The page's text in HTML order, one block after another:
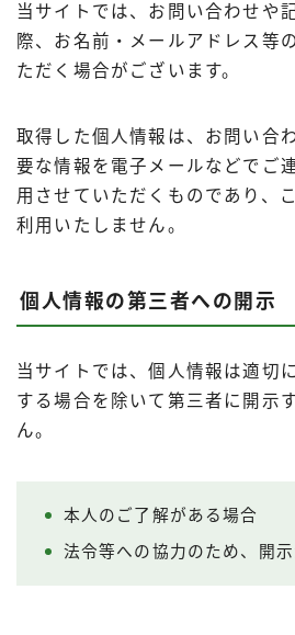
Uber Eatsの注文ガイド
出前館の注文ガイド
ロケットナウの注文ガイド
フードデリバリークーポン比較
飲食店として出店する
Uber Eats出店方法
サービスから探す
menu
ロケットナウ
当サイトでは、お問い合わせや
際、お名前・メールアドレス等
ただく場合がございます。
取得した個人情報は、お問い合
要な情報を電子メールなどでご
用させていただくものであり、
利用いたしません。
個人情報の第三者への開示
当サイトでは、個人情報は適切
する場合を除いて第三者に開示
ん。
本人のご了解がある場合
法令等への協力のため、開